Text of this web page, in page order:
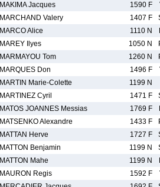
MAKIMA Jacques 1590 F
MARCHAND Valery 1407 F
MARCO Alice 1110 N
MAREY Ilyes 1050 N
MARMAYOU Tom 1260 N
MARQUES Don 1496 F
MARTIN Marie-Colette
1199 N
MARTINEZ Cyril 1471 F
MATOS JOANNES Messias 1769 F
MATSENKO Alexandre 1433 F
MATTAN Herve 1727 F
MATTON Benjamin 1199 N
MATTON Mahe 1199 N
MAURON Regis 1592 F